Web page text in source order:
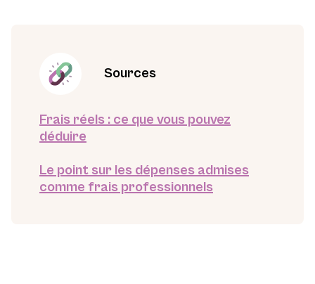
Sources
Frais réels : ce que vous pouvez
déduire
Le point sur les dépenses admises
comme frais professionnels